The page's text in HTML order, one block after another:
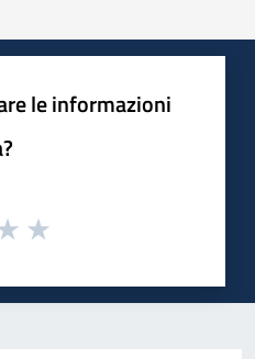
le informazioni